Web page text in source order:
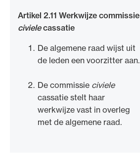
Artikel 2.11 Werkwijze commissie
civielecassatie
De algemene raad wijst uit
de leden een voorzitter aan.
De commissie civiele
cassatie stelt haar
werkwijze vast in overleg
met de algemene raad.